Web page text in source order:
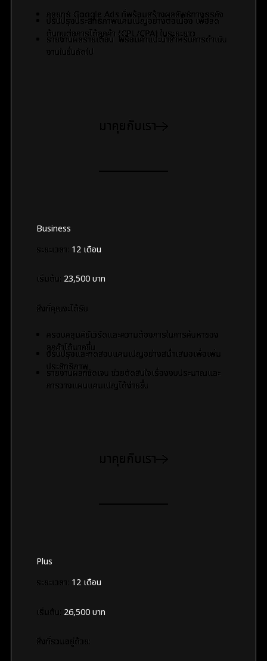
กลยุทธ์ Google Ads ที่พร้อมสร้างผลลัพธ์ทางธุรกิจ
ปรับปรุงประสิทธิภาพแคมเปญอย่างต่อเนื่อง เพื่อลด
ต้นทุนต่อการได้ลูกค้า (CPL/CPA) ในระยะยาว
รายงานผลรายเดือน พร้อมคำแนะนำสำหรับการดำเนิน
งานในขั้นถัดไป
มาคุยกับเรา
Business
ระยะเวลา: 12 เดือน
เริ่มต้น: 23,500 บาท
สิ่งที่คุณจะได้รับ
ครอบคลุมคีย์เวิร์ดและความต้องการในการค้นหาของ
ลูกค้าได้มากขึ้น
ปรับปรุงและทดสอบแคมเปญอย่างสม่ำเสมอเพื่อเพิ่ม
ประสิทธิภาพ
รายงานผลที่ชัดเจน ช่วยตัดสินใจเรื่องงบประมาณและ
การวางแผนแคมเปญได้ง่ายขึ้น
มาคุยกับเรา
Plus
ระยะเวลา: 12 เดือน
เริ่มต้น: 26,500 บาท
สิ่งที่รวมอยู่ด้วย: